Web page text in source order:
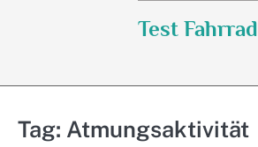
Test Fahrrad
Tag: Atmungsaktivität